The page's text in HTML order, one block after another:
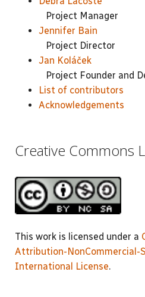
Project Manager
Jennifer Bain
Project Director
Jan Koláček
Project Founder and
List of contributors
Acknowledgements
Creative Commons
This work is licensed under a
Attribution-NonCommercial-
International License.